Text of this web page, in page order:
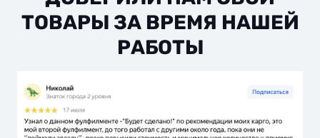
ТОВАРЫ ЗА ВРЕМЯ НАШЕЙ
РАБОТЫ